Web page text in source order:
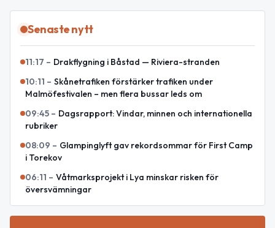
Senaste nytt
11:17 – Drakflygning i Båstad — Riviera-stranden
10:11 – Skånetrafiken förstärker trafiken under
Malmöfestivalen – men flera bussar leds om
09:45 – Dagsrapport: Vindar, minnen och internationella
rubriker
08:09 – Glampinglyft gav rekordsommar för First Camp
i Torekov
06:11 – Våtmarksprojekt i Lya minskar risken för
översvämningar